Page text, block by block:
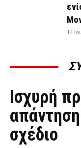
14
ΣΥΝΕΝΤΕΎΞΕΙΣ
Ισχυρή
σχέδιο